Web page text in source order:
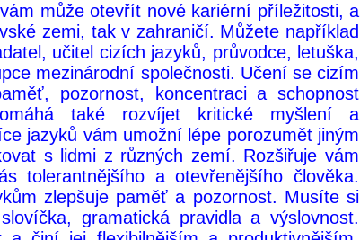
může otevřít nové kariérní příležitosti, a
zemi, tak v zahraničí. Můžete například
učitel cizích jazyků, průvodce, letuška,
mezinárodní společnosti. Učení se cizím
pozornost, koncentraci a schopnost
také rozvíjet kritické myšlení a
jazyků vám umožní lépe porozumět jiným
s lidmi z různých zemí. Rozšiřuje vám
tolerantnějšího a otevřenějšího člověka.
zlepšuje paměť a pozornost. Musíte si
gramatická pravidla a výslovnost.